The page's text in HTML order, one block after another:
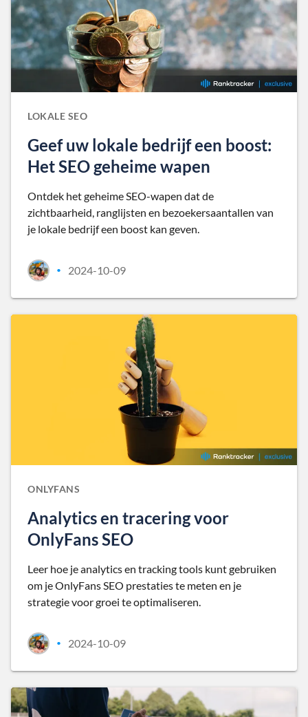
LOKALE SEO
Geef uw lokale bedrijf een boost:
Het SEO geheime wapen
Ontdek het geheime SEO-wapen dat de
zichtbaarheid, ranglijsten en bezoekersaantallen van
je lokale bedrijf een boost kan geven.
• 2024-10-09
ONLYFANS
Analytics en tracering voor
OnlyFans SEO
Leer hoe je analytics en tracking tools kunt gebruiken
om je OnlyFans SEO prestaties te meten en je
strategie voor groei te optimaliseren.
• 2024-10-09